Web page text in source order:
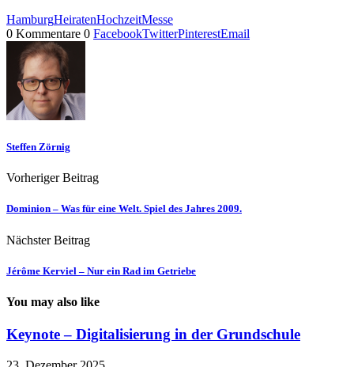
HamburgHeiratenHochzeitMesse
0 Kommentare 0 FacebookTwitterPinterestEmail
Steffen Zörnig
Vorheriger Beitrag
Dominion – Was für eine Welt. Spiel des Jahres 2009.
Nächster Beitrag
Jérôme Kerviel – Nur ein Rad im Getriebe
You may also like
Keynote – Digitalisierung in der Grundschule